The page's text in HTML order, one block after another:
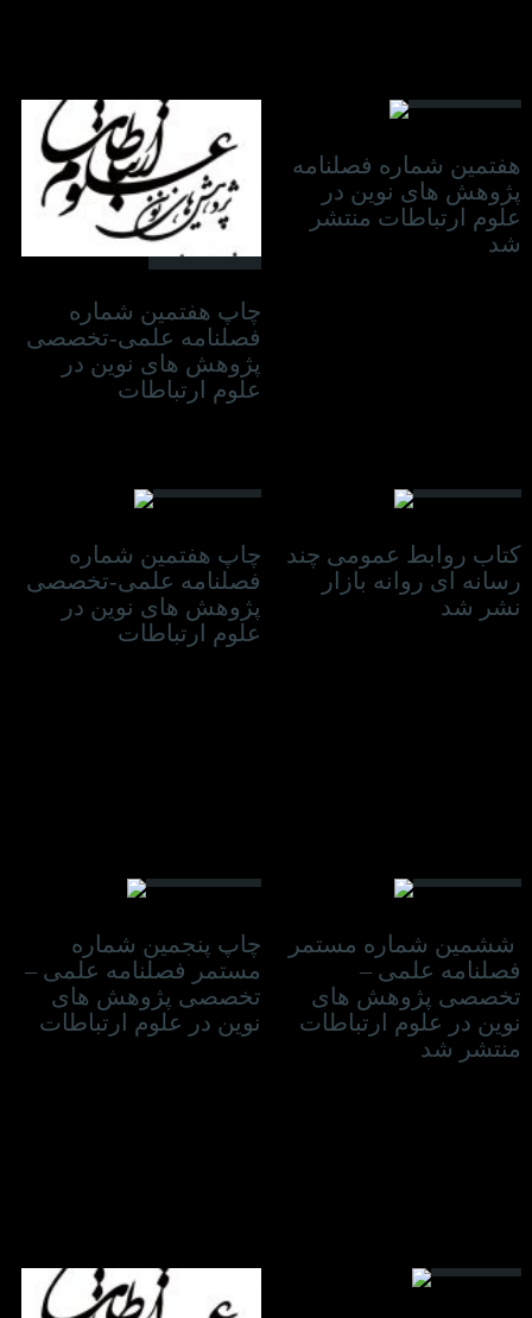
هفتمین شماره فصلنامه
پژوهش های نوین در
علوم ارتباطات منتشر
شد
چاپ هفتمین شماره
فصلنامه علمی-تخصصی
پژوهش های نوین در
علوم ارتباطات
کتاب روابط عمومی چند
رسانه ای روانه بازار
نشر شد
چاپ هفتمین شماره
فصلنامه علمی-تخصصی
پژوهش های نوین در
علوم ارتباطات
ششمین شماره مستمر
فصلنامه علمی –
تخصصی پژوهش های
نوین در علوم ارتباطات
منتشر شد
چاپ پنجمین شماره
مستمر فصلنامه علمی –
تخصصی پژوهش های
نوین در علوم ارتباطات